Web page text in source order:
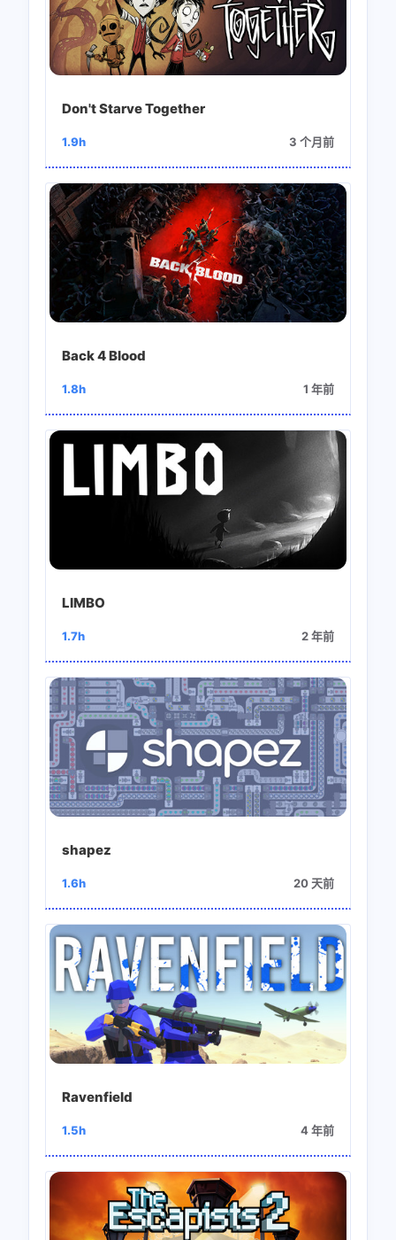
Don't Starve Together
1.9h 3 个月前
Back 4 Blood
1.8h 1 年前
LIMBO
1.7h 2 年前
shapez
1.6h 20 天前
Ravenfield
1.5h 4 年前